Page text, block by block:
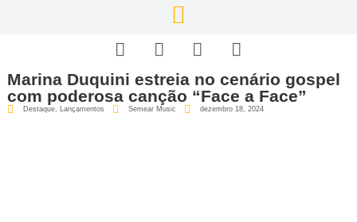
Marina Duquini estreia no cenário gospel
com poderosa canção “Face a Face”
Destaque, Lançamentos Semear Music dezembro 18, 2024